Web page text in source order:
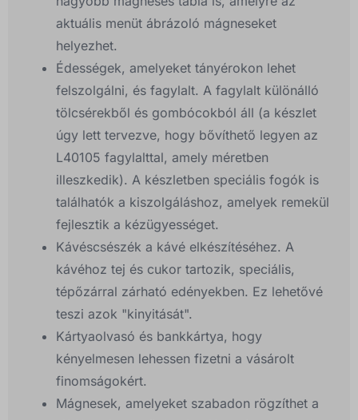
aktuális menüt ábrázoló mágneseket
helyezhet.
Édességek, amelyeket tányérokon lehet
felszolgálni, és fagylalt. A fagylalt különálló
tölcsérekből és gombócokból áll (a készlet
úgy lett tervezve, hogy bővíthető legyen az
L40105 fagylalttal, amely méretben
illeszkedik). A készletben speciális fogók is
találhatók a kiszolgáláshoz, amelyek remekül
fejlesztik a kézügyességet.
Kávéscsészék a kávé elkészítéséhez. A
kávéhoz tej és cukor tartozik, speciális,
tépőzárral zárható edényekben. Ez lehetővé
teszi azok "kinyitását".
Kártyaolvasó és bankkártya, hogy
kényelmesen lehessen fizetni a vásárolt
finomságokért.
Mágnesek, amelyeket szabadon rögzíthet a